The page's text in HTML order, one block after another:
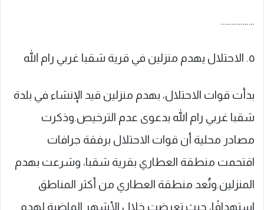
……………..
٥. الاحتلال يهدم منزلين في قرية شقبا غربي رام الله
بدأت قوات الاحتلال، بهدم منزلين قيد الإنشاء في بلدة
شقبا غربي رام الله بدعوى عدم الترخيص.وذكرت
مصادر محلية أن قوات الاحتلال برفقة جرافات
اقتحمت منطقة العطاري بقرية شقبا، وشرعت بهدم
المنزلين.وتُعد منطقة العطاري من أكثر المناطق
استهدافًا، حيث تعرضت خلال الأشهر الماضية لهدم